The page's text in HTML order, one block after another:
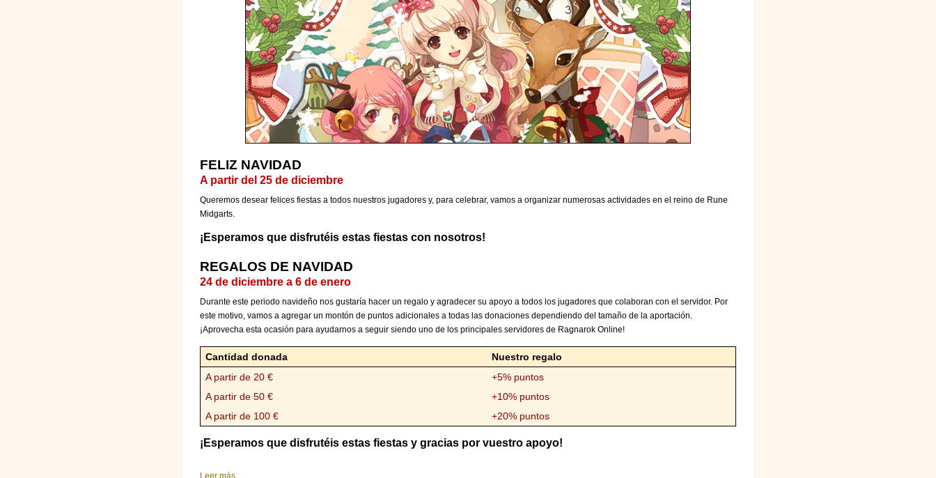
FELIZ NAVIDAD
A partir del 25 de diciembre
Queremos desear felices fiestas a todos nuestros jugadores y, para celebrar, vamos a organizar numerosas actividades en el reino de Rune
Midgarts.
¡Esperamos que disfrutéis estas fiestas con nosotros!
REGALOS DE NAVIDAD
24 de diciembre a 6 de enero
Durante este periodo navideño nos gustaría hacer un regalo y agradecer su apoyo a todos los jugadores que colaboran con el servidor. Por
este motivo, vamos a agregar un montón de puntos adicionales a todas las donaciones dependiendo del tamaño de la aportación.
¡Aprovecha esta ocasión para ayudarnos a seguir siendo uno de los principales servidores de Ragnarok Online!
Cantidad donada
Nuestro regalo
A partir de 20 €
+5% puntos
A partir de 50 €
+10% puntos
A partir de 100 €
+20% puntos
¡Esperamos que disfrutéis estas fiestas y gracias por vuestro apoyo!
Leer más